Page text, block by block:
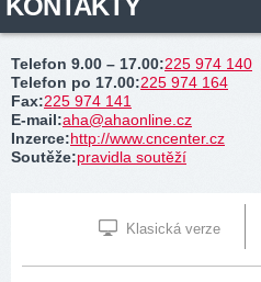
KONTAKTY
Telefon 9.00 – 17.00:225 974 140
Telefon po 17.00:225 974 164
Fax:225 974 141
E-mail:aha@ahaonline.cz
Inzerce:http://www.cncenter.cz
Soutěže:pravidla soutěží
Klasická verze